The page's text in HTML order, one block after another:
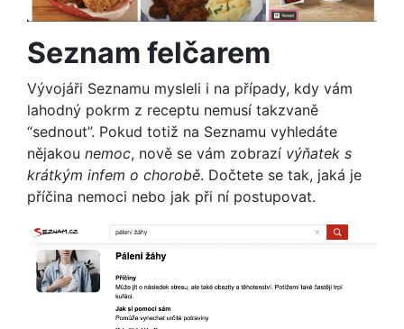
Seznam felčarem
Vývojáři Seznamu mysleli i na případy, kdy vám
lahodný pokrm z receptu nemusí takzvaně
“sednout”. Pokud totiž na Seznamu vyhledáte
nějakou nemoc, nově se vám zobrazí výňatek s
krátkým infem o chorobě. Dočtete se tak, jaká je
příčina nemoci nebo jak při ní postupovat.